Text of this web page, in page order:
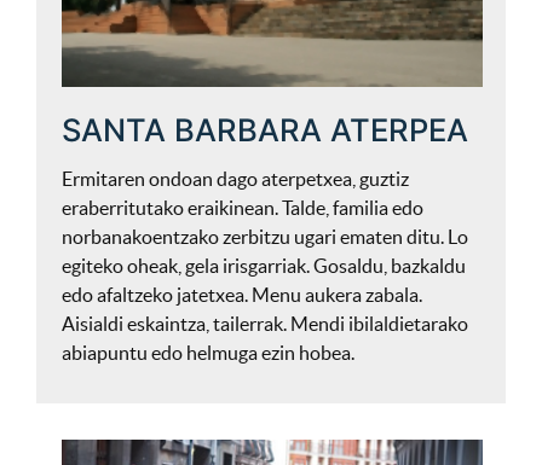
SANTA BARBARA ATERPEA
Ermitaren ondoan dago aterpetxea, guztiz
eraberritutako eraikinean. Talde, familia edo
norbanakoentzako zerbitzu ugari ematen ditu. Lo
egiteko oheak, gela irisgarriak. Gosaldu, bazkaldu
edo afaltzeko jatetxea. Menu aukera zabala.
Aisialdi eskaintza, tailerrak. Mendi ibilaldietarako
abiapuntu edo helmuga ezin hobea.